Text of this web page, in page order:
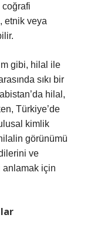
etnik veya
gibi, hilal ile
sıkı bir
hilal,
Türkiye’de
kimlik
görünümü
ve
anlamak için